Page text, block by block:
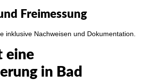
Freimessung
inklusive Nachweisen und Dokumentation.
eine
in Bad